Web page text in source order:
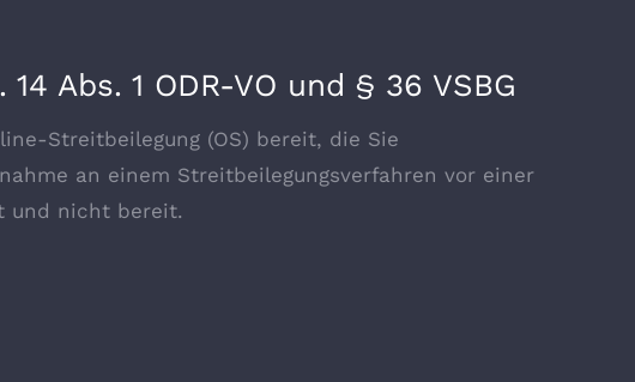
Abs. 1 ODR-VO und § 36 VSBG
Streitbeilegung (OS) bereit, die Sie
an einem Streitbeilegungsverfahren vor einer
und nicht bereit.